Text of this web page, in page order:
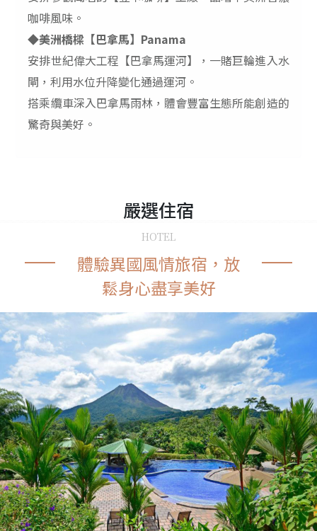
咖啡風味。
◆美洲橋樑【巴拿馬】 Panama
安排世紀偉大工程【巴拿馬運河】，一賭巨輪進入水
閘，利用水位升降變化通過運河。
搭乘纜車深入巴拿馬雨林，體會豐富生態所能創造的
驚奇與美好。
嚴選住宿
HOTEL
體驗異國風情旅宿，放
鬆身心盡享美好